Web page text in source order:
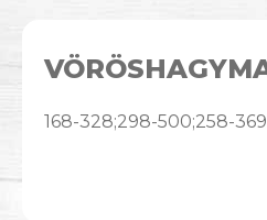
168-328;298-500;258-